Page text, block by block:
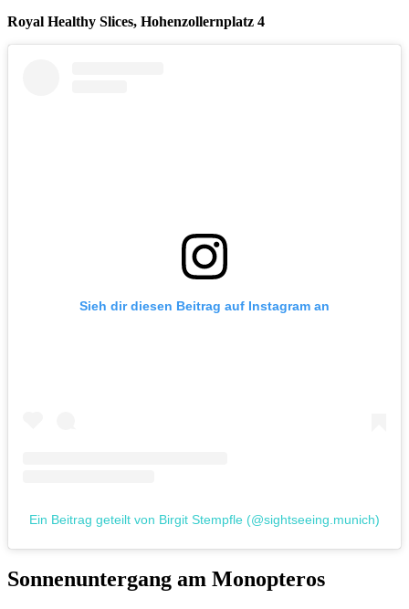
Royal Healthy Slices, Hohenzollernplatz 4
Sieh dir diesen Beitrag auf Instagram an
Ein Beitrag geteilt von Birgit Stempfle (@sightseeing.munich)
Sonnenuntergang am Monopteros